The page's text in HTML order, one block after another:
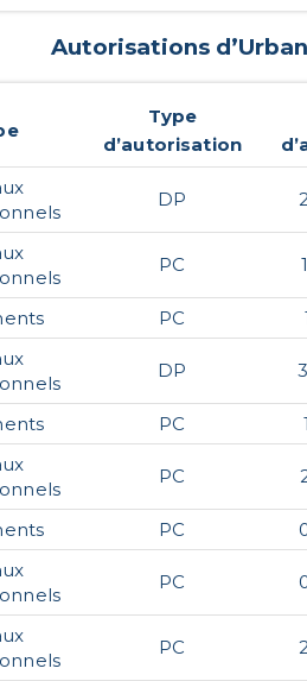
Autorisations
Type
d’autorisation
DP
PC
PC
DP
PC
PC
PC
PC
PC